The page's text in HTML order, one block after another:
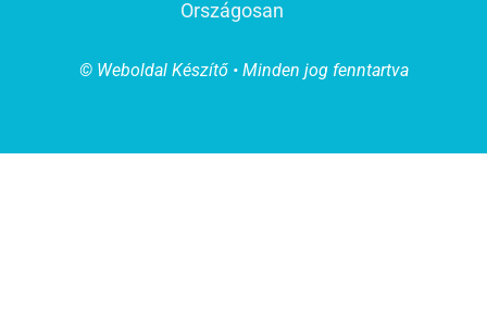
Országosan
© Weboldal Készítő • Minden jog fenntartva